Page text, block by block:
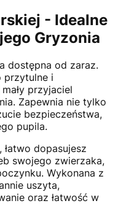
- Idealne
Gryzonia
dostępna od zaraz.
przytulne i
przyjaciel
Zapewnia nie tylko
bezpieczeństwa,
pupila.
, łatwo dopasujesz
swojego zwierzaka,
Wykonana z
uszyta,
oraz łatwość w